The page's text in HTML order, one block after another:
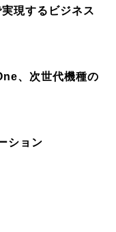
現するビジネス
、次世代機種の
ション